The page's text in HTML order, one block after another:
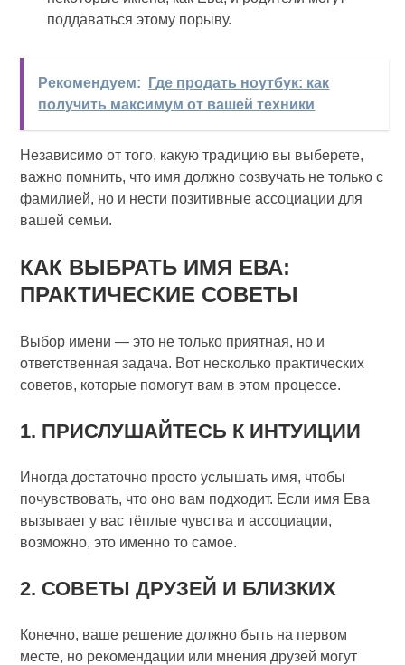
поддаваться этому порыву.
Рекомендуем:
Где продать ноутбук: как
получить максимум от вашей техники
Независимо от того, какую традицию вы выберете,
важно помнить, что имя должно созвучать не только с
фамилией, но и нести позитивные ассоциации для
вашей семьи.
КАК ВЫБРАТЬ ИМЯ ЕВА:
ПРАКТИЧЕСКИЕ СОВЕТЫ
Выбор имени — это не только приятная, но и
ответственная задача. Вот несколько практических
советов, которые помогут вам в этом процессе.
1. ПРИСЛУШАЙТЕСЬ К ИНТУИЦИИ
Иногда достаточно просто услышать имя, чтобы
почувствовать, что оно вам подходит. Если имя Ева
вызывает у вас тёплые чувства и ассоциации,
возможно, это именно то самое.
2. СОВЕТЫ ДРУЗЕЙ И БЛИЗКИХ
Конечно, ваше решение должно быть на первом
месте, но рекомендации или мнения друзей могут